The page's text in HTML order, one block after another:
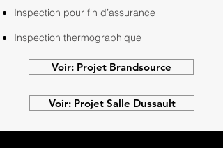
Inspection pour fin d’assurance
Inspection thermographique
Voir: Projet Brandsource
Voir: Projet Salle Dussault